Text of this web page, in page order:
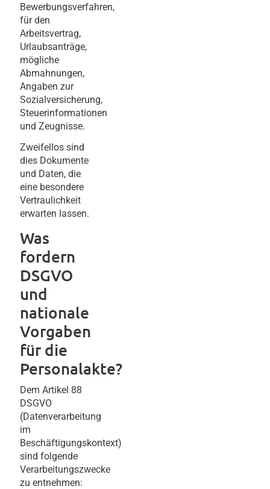
Bewerbungsverfahren,
für den
Arbeitsvertrag,
Urlaubsanträge,
mögliche
Abmahnungen,
Angaben zur
Sozialversicherung,
Steuerinformationen
und Zeugnisse.
Zweifellos sind
dies Dokumente
und Daten, die
eine besondere
Vertraulichkeit
erwarten lassen.
Was
fordern
DSGVO
und
nationale
Vorgaben
für die
Personalakte?
Dem Artikel 88
DSGVO
(Datenverarbeitung
im
Beschäftigungskontext)
sind folgende
Verarbeitungszwecke
zu entnehmen: